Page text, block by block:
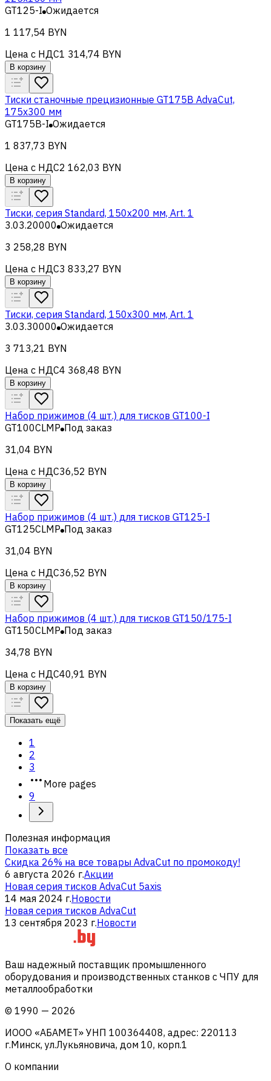
GT125-I Ожидается
1 117,54 BYN
Цена с НДС1 314,74 BYN
В корзину
Тиски станочные прецизионные GT175B AdvaCut,
175x300 мм
GT175B-I Ожидается
1 837,73 BYN
Цена с НДС2 162,03 BYN
В корзину
Тиски, серия Standard, 150x200 мм, Art. 1
3.03.20000 Ожидается
3 258,28 BYN
Цена с НДС3 833,27 BYN
В корзину
Тиски, серия Standard, 150x300 мм, Art. 1
3.03.30000 Ожидается
3 713,21 BYN
Цена с НДС4 368,48 BYN
В корзину
Набор прижимов (4 шт.) для тисков GT100-I
GT100CLMP Под заказ
31,04 BYN
Цена с НДС36,52 BYN
В корзину
Набор прижимов (4 шт.) для тисков GT125-I
GT125CLMP Под заказ
31,04 BYN
Цена с НДС36,52 BYN
В корзину
Набор прижимов (4 шт.) для тисков GT150/175-I
GT150CLMP Под заказ
34,78 BYN
Цена с НДС40,91 BYN
В корзину
Показать ещё
1
2
3
More pages
9
Полезная информация
Показать все
Скидка 26% на все товары AdvaCut по промокоду!
6 августа 2026 г.Акции
Новая серия тисков AdvaCut 5axis
14 мая 2024 г.Новости
Новая серия тисков AdvaCut
13 сентября 2023 г.Новости
Ваш надежный поставщик промышленного
оборудования и производственных станков с ЧПУ для
металлообработки
© 1990 — 2026
ИООО «АБАМЕТ» УНП 100364408, адрес: 220113
г.Минск, ул.Лукьяновича, дом 10, корп.1
О компании